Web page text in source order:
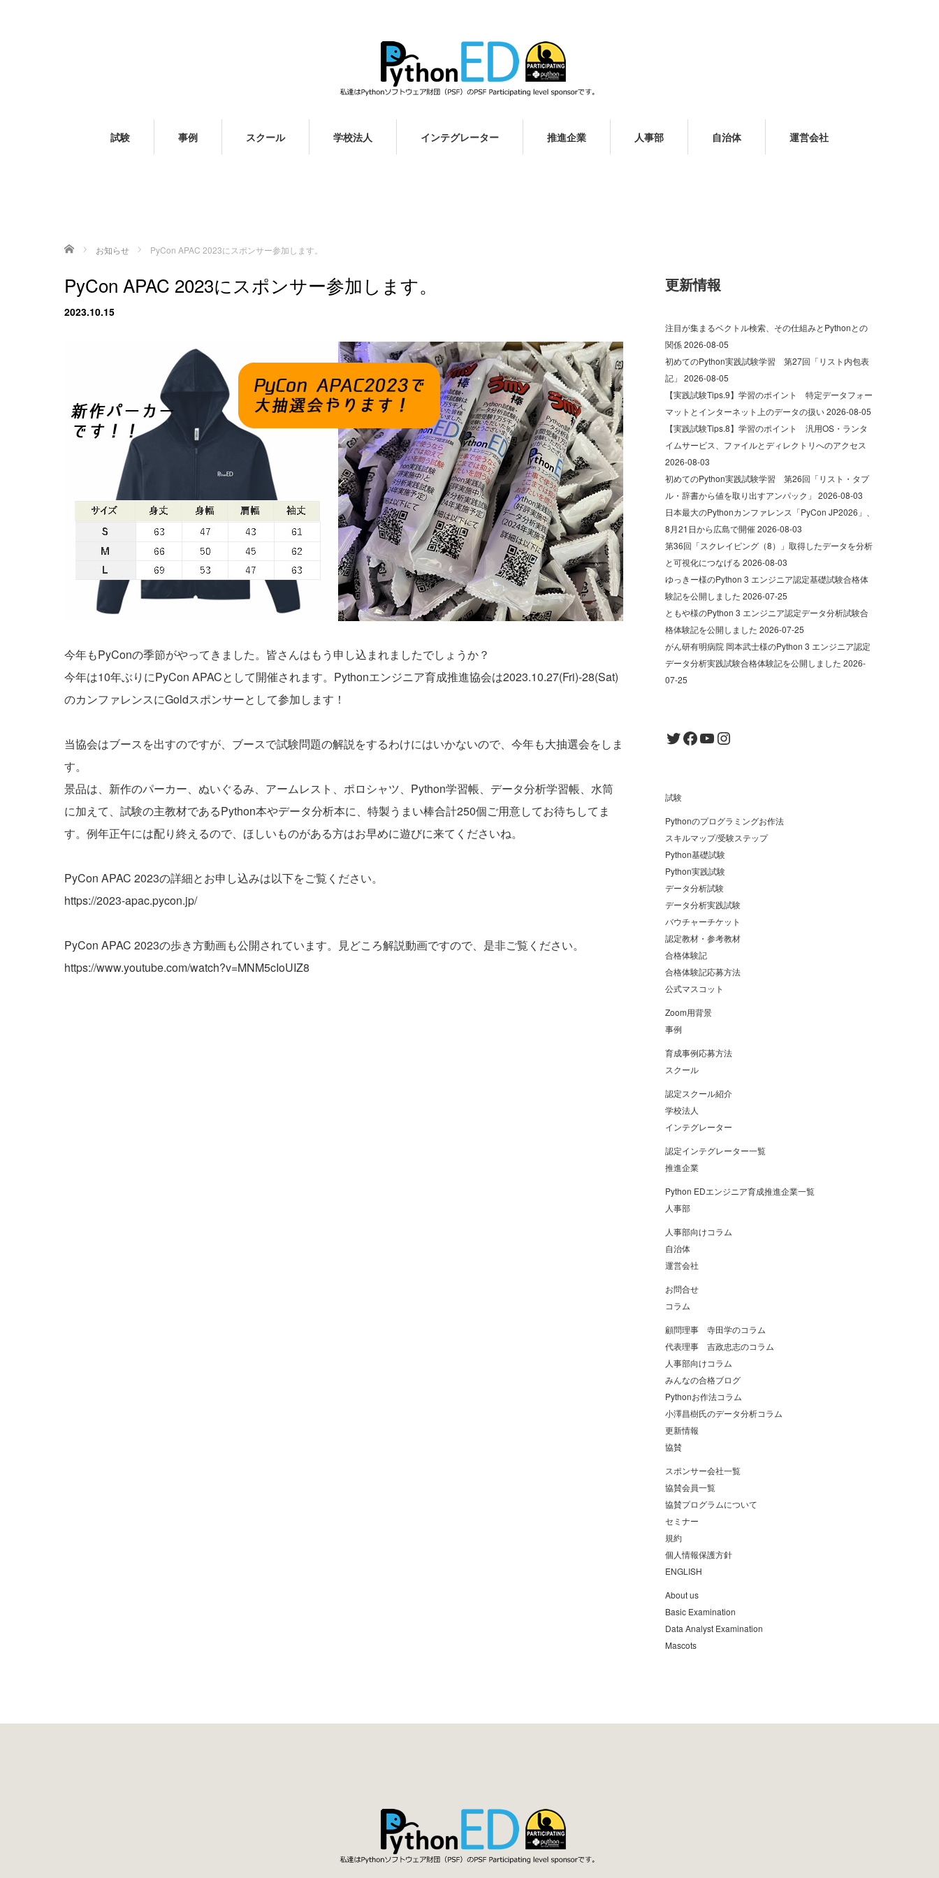
試験 事例 スクール 学校法人 インテグレーター 推進企業 人事部 自治体 運営会社
ホーム お知らせ PyCon APAC 2023にスポンサー参加します。
PyCon APAC 2023にスポンサー参加します。
2023.10.15
今年もPyConの季節がやってきました。皆さんはもう申し込まれましたでしょうか？
今年は10年ぶりにPyCon APACとして開催されます。Pythonエンジニア育成推進協会は2023.10.27(Fri)-28(Sat)
のカンファレンスにGoldスポンサーとして参加します！
当協会はブースを出すのですが、ブースで試験問題の解説をするわけにはいかないので、今年も大抽選会をしま
す。
景品は、新作のパーカー、ぬいぐるみ、アームレスト、ポロシャツ、Python学習帳、データ分析学習帳、水筒
に加えて、試験の主教材であるPython本やデータ分析本に、特製うまい棒合計250個ご用意してお待ちしてま
す。例年正午には配り終えるので、ほしいものがある方はお早めに遊びに来てくださいね。
PyCon APAC 2023の詳細とお申し込みは以下をご覧ください。
https://2023-apac.pycon.jp/
PyCon APAC 2023の歩き方動画も公開されています。見どころ解説動画ですので、是非ご覧ください。
https://www.youtube.com/watch?v=MNM5cIoUIZ8
更新情報
注目が集まるベクトル検索、その仕組みとPythonとの
関係2026-08-05
初めてのPython実践試験学習 第27回「リスト内包表
記」 2026-08-05
【実践試験Tips.9】学習のポイント 特定データフォー
マットとインターネット上のデータの扱い2026-08-05
【実践試験Tips.8】学習のポイント 汎用OS・ランタ
イムサービス、ファイルとディレクトリへのアクセス
2026-08-03
初めてのPython実践試験学習 第26回「リスト・タプ
ル・辞書から値を取り出すアンパック」 2026-08-03
日本最大のPythonカンファレンス「PyCon JP2026」、
8月21日から広島で開催2026-08-03
第36回「スクレイピング（8）」取得したデータを分析
と可視化につなげる 2026-08-03
ゆっきー様のPython 3 エンジニア認定基礎試験合格体
験記を公開しました 2026-07-25
ともや様のPython 3 エンジニア認定データ分析試験合
格体験記を公開しました 2026-07-25
がん研有明病院 岡本武士様のPython 3 エンジニア認定
データ分析実践試験合格体験記を公開しました 2026-
07-25
Twitter
Facebook
YouTube
Instagram
試験
Pythonのプログラミングお作法
スキルマップ/受験ステップ
Python基礎試験
Python実践試験
データ分析試験
データ分析実践試験
バウチャーチケット
認定教材・参考教材
合格体験記
合格体験記応募方法
公式マスコット
Zoom用背景
事例
育成事例応募方法
スクール
認定スクール紹介
学校法人
インテグレーター
認定インテグレーター一覧
推進企業
Python EDエンジニア育成推進企業一覧
人事部
人事部向けコラム
自治体
運営会社
お問合せ
コラム
顧問理事 寺田学のコラム
代表理事 吉政忠志のコラム
人事部向けコラム
みんなの合格ブログ
Pythonお作法コラム
小澤昌樹氏のデータ分析コラム
更新情報
協賛
スポンサー会社一覧
協賛会員一覧
協賛プログラムについて
セミナー
規約
個人情報保護方針
ENGLISH
About us
Basic Examination
Data Analyst Examination
Mascots